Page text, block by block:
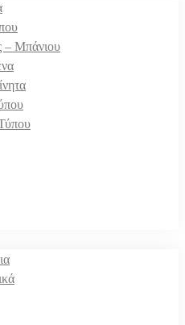
– Μπάνιου